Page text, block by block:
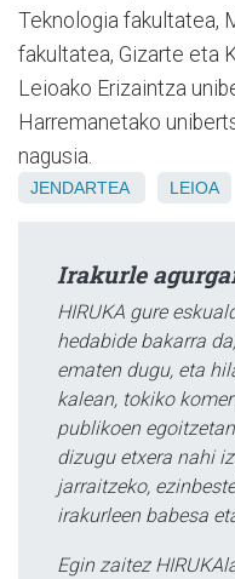
Teknologia fakultatea,
fakultatea, Gizarte eta
Leioako Erizaintza
Harremanetako
nagusia.
JENDARTEA LEIOA
Irakurle
HIRUKA gure
hedabide bakarra
ematen dugu, eta
kalean, tokiko
publikoen
dizugu etxera nahi
jarraitzeko,
irakurleen babesa
Egin zaitez